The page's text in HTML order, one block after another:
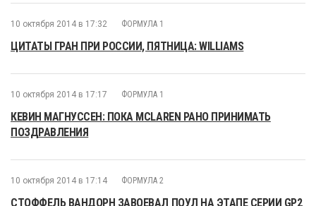
10 октября 2014 в 17:32 ФОРМУЛА 1
ЦИТАТЫ ГРАН ПРИ РОССИИ, ПЯТНИЦА: WILLIAMS
10 октября 2014 в 17:17 ФОРМУЛА 1
КЕВИН МАГНУССЕН: ПОКА MCLAREN РАНО ПРИНИМАТЬ
ПОЗДРАВЛЕНИЯ
10 октября 2014 в 17:14 ФОРМУЛА 2
СТОФФЕЛЬ ВАНДОРН ЗАВОЕВАЛ ПОУЛ НА ЭТАПЕ СЕРИИ GP2